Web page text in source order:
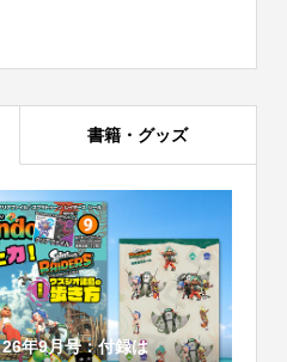
書籍・グッズ
年9月号：付録は